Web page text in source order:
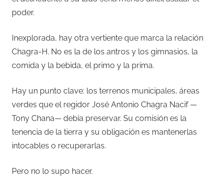
poder.
Inexplorada, hay otra vertiente que marca la relación
Chagra-H. No es la de los antros y los gimnasios, la
comida y la bebida, el primo y la prima.
Hay un punto clave: los terrenos municipales, áreas
verdes que el regidor José Antonio Chagra Nacif —
Tony Chana— debía preservar. Su comisión es la
tenencia de la tierra y su obligación es mantenerlas
intocables o recuperarlas.
Pero no lo supo hacer.